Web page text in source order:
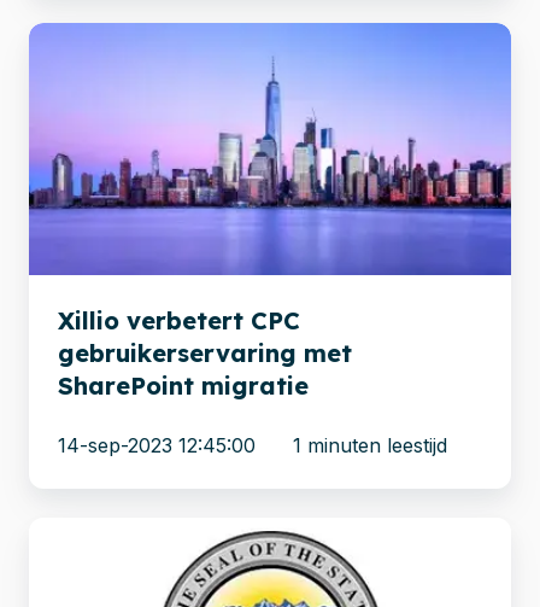
Xillio
met
SharePoint
Xillio verbetert CPC
gebruikerservaring met
SharePoint migratie
14-sep-2023 12:45:00 1 minuten leestijd